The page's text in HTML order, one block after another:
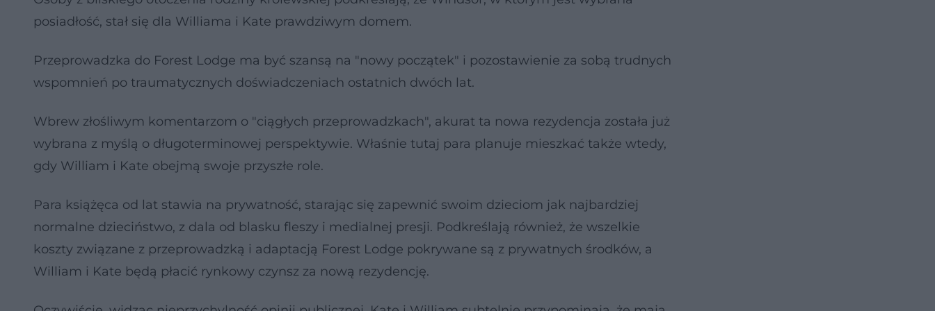
posiadłość, stał się dla Williama i Kate prawdziwym domem.
Przeprowadzka do Forest Lodge ma być szansą na "nowy początek" i pozostawienie za sobą trudnych
wspomnień po traumatycznych doświadczeniach ostatnich dwóch lat.
Wbrew złośliwym komentarzom o "ciągłych przeprowadzkach", akurat ta nowa rezydencja została już
wybrana z myślą o długoterminowej perspektywie. Właśnie tutaj para planuje mieszkać także wtedy,
gdy William i Kate obejmą swoje przyszłe role.
Para książęca od lat stawia na prywatność, starając się zapewnić swoim dzieciom jak najbardziej
normalne dzieciństwo, z dala od blasku fleszy i medialnej presji. Podkreślają również, że wszelkie
koszty związane z przeprowadzką i adaptacją Forest Lodge pokrywane są z prywatnych środków, a
William i Kate będą płacić rynkowy czynsz za nową rezydencję.